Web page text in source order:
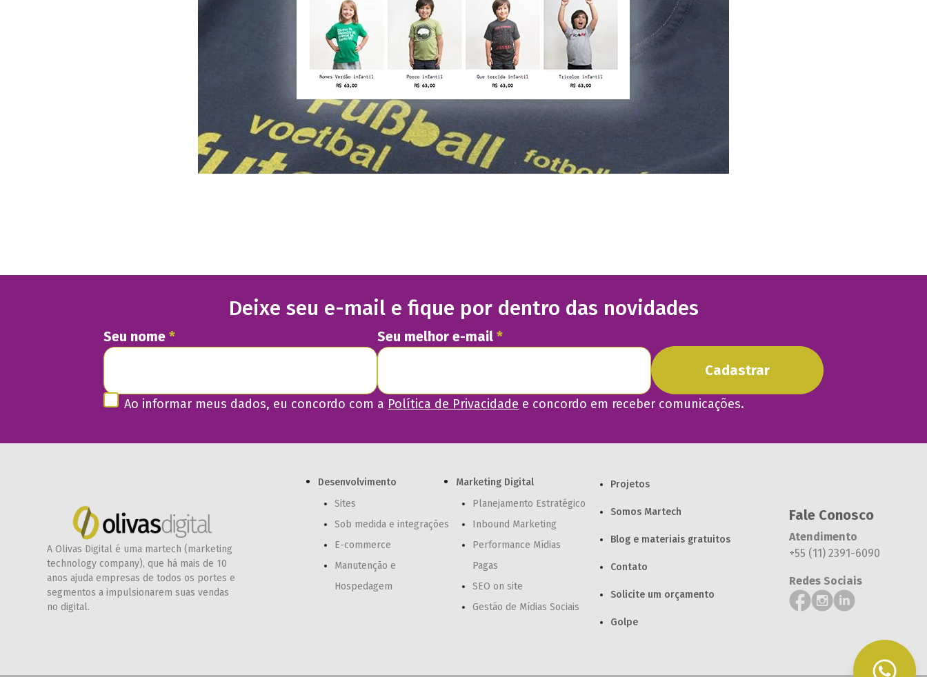
Deixe seu e-mail e fique por dentro das novidades
Seu nome* Seu melhor e-mail*
Cadastrar
Ao informar meus dados, eu concordo com a Política de Privacidade e concordo em receber comunicações.
A Olivas Digital é uma martech (marketing
technology company), que há mais de 10
anos ajuda empresas de todos os portes e
segmentos a impulsionarem suas vendas
no digital.
Desenvolvimento
Sites
Sob medida e integrações
E-commerce
Manutenção e
Hospedagem
Marketing Digital
Planejamento Estratégico
Inbound Marketing
Performance Mídias
Pagas
SEO on site
Gestão de Mídias Sociais
Projetos
Somos Martech
Blog e materiais gratuitos
Contato
Solicite um orçamento
Golpe
Fale Conosco
Atendimento
+55 (11) 2391-6090
Redes Sociais